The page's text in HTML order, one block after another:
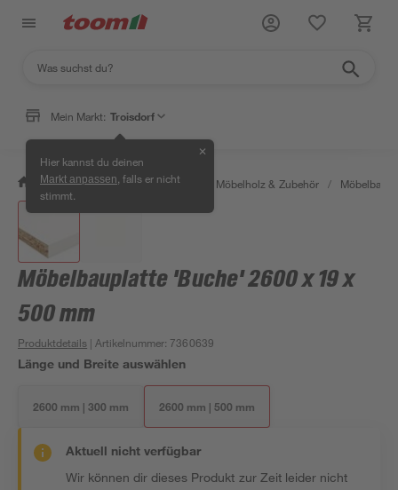
Mein Markt: Troisdorf
Hier kannst du deinen
Markt anpassen , falls er nicht
stimmt.
✕
/ Bauen & Renovieren / Holz Möbelholz & Zubehör /
Möbelbauplatte 'Buche' 2600 x 19 x
500 mm
Produktdetails | Artikelnummer: 7360639
Länge und Breite auswählen
2600 mm | 300 mm 2600 mm | 500 mm
Aktuell nicht verfügbar
Wir können dir dieses Produkt zur Zeit leider nicht